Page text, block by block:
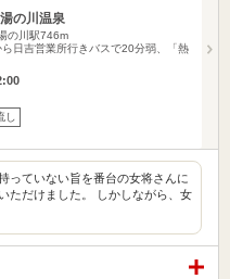
の川温泉
の川駅746m
日吉営業所行きバスで20分弱、「熱
っていない旨を番台の女将さんに
ただけました。 しかしながら、女